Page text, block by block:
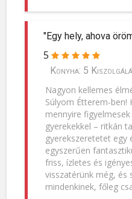
"Egy hely, ahova
5
Konyha: 5
Nagyon kellemes
Súlyom Étterem-ben!
mennyire
gyerekekkel – ritkán
gyerekszeretetet egy
egyszerűen
friss, ízletes és
visszatérünk még, és
mindenkinek, főleg